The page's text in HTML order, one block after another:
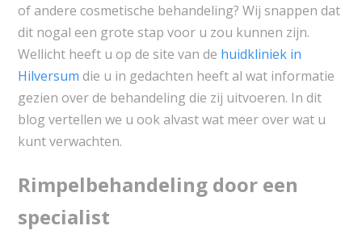
of andere cosmetische behandeling? Wij snappen dat
dit nogal een grote stap voor u zou kunnen zijn.
Wellicht heeft u op de site van de huidkliniek in
Hilversum die u in gedachten heeft al wat informatie
gezien over de behandeling die zij uitvoeren. In dit
blog vertellen we u ook alvast wat meer over wat u
kunt verwachten.
Rimpelbehandeling door een
specialist